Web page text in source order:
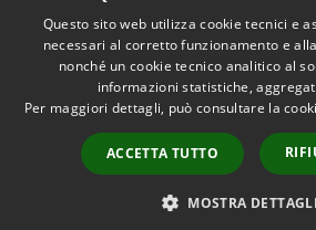
Accessibilità
Questo sito web utilizza cookie tecnici e
necessari al corretto funzionamento e
nonché un cookie tecnico analitico al
informazioni statistiche,
Per maggiori dettagli, può consultare la
ACCETTA TUTTO
MOSTRA DETTAGLI